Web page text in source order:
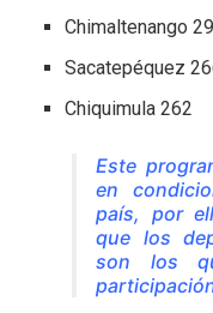
Chimaltenango
Sacatepéquez
Chiquimula 262
Este
en
país, por
que los
son los